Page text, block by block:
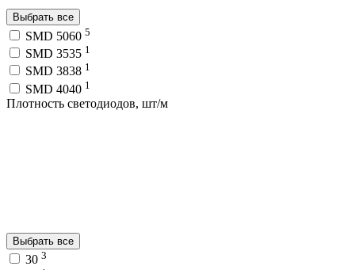
Выбрать все
SMD 5060 5
SMD 3535 1
SMD 3838 1
SMD 4040 1
Плотность светодиодов, шт/м
Выбрать все
30 3